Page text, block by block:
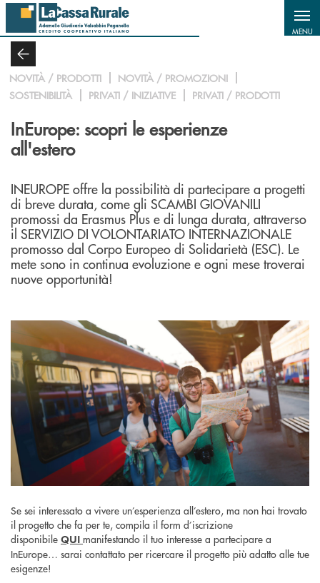
Salta al contenuto principale
MENU
NOVITÀ / PRODOTTI
NOVITÀ / PROMOZIONI
SOSTENIBILITÀ
PRIVATI / INIZIATIVE PRIVATI / PRODOTTI
InEurope: scopri le esperienze
all'estero
INEUROPE offre la possibilità di partecipare a progetti
di breve durata, come gli SCAMBI GIOVANILI
promossi da Erasmus Plus e di lunga durata, attraverso
il SERVIZIO DI VOLONTARIATO INTERNAZIONALE
promosso dal Corpo Europeo di Solidarietà (ESC). Le
mete sono in continua evoluzione e ogni mese troverai
nuove opportunità!
Se sei interessato a vivere un’esperienza all’estero, ma non hai trovato
il progetto che fa per te, compila il form d’iscrizione
disponibile QUI manifestando il tuo interesse a partecipare a
InEurope… sarai contattato per ricercare il progetto più adatto alle tue
esigenze!